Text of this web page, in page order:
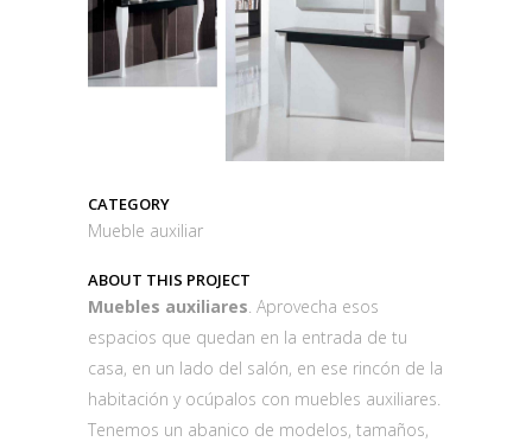
CATEGORY
Mueble auxiliar
ABOUT THIS PROJECT
Muebles auxiliares . Aprovecha esos
espacios que quedan en la entrada de tu
casa, en un lado del salón, en ese rincón de la
habitación y ocúpalos con muebles auxiliares.
Tenemos un abanico de modelos, tamaños,